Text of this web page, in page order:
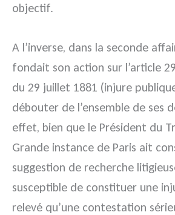
objectif.
A l’inverse, dans la seconde
fondait son action sur l’article
du 29 juillet 1881 (injure
débouter de l’ensemble de ses
effet, bien que le Président du
Grande instance de Paris ait
suggestion de recherche
susceptible de constituer une
relevé qu’une contestation